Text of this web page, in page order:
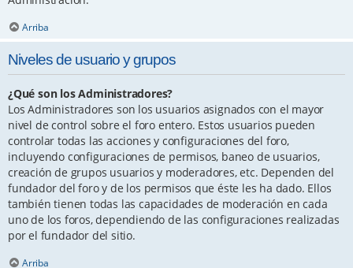
Arriba
Niveles de usuario y grupos
¿Qué son los Administradores?
Los Administradores son los usuarios asignados con el mayor
nivel de control sobre el foro entero. Estos usuarios pueden
controlar todas las acciones y configuraciones del foro,
incluyendo configuraciones de permisos, baneo de usuarios,
creación de grupos usuarios y moderadores, etc. Dependen del
fundador del foro y de los permisos que éste les ha dado. Ellos
también tienen todas las capacidades de moderación en cada
uno de los foros, dependiendo de las configuraciones realizadas
por el fundador del sitio.
Arriba